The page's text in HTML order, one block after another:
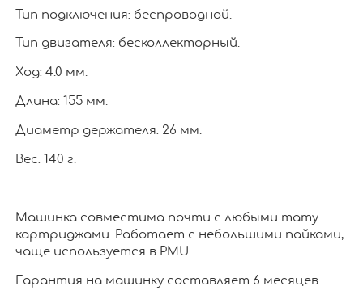
Тип подключения: беспроводной.
Тип двигателя: бесколлекторный.
Ход: 4.0 мм.
Длина: 155 мм.
Диаметр держателя: 26 мм.
Вес: 140 г.
Машинка совместима почти с любыми тату
картриджами. Работает с небольшими пайками,
чаще используется в PMU.
Гарантия на машинку составляет 6 месяцев.